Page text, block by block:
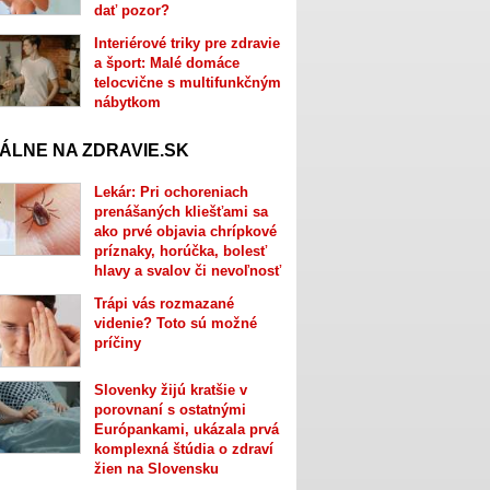
dať pozor?
Interiérové triky pre zdravie
a šport: Malé domáce
telocvične s multifunkčným
nábytkom
NA ZDRAVIE.SK
Lekár: Pri ochoreniach
prenášaných kliešťami sa
ako prvé objavia chrípkové
príznaky, horúčka, bolesť
hlavy a svalov či nevoľnosť
Trápi vás rozmazané
videnie? Toto sú možné
príčiny
Slovenky žijú kratšie v
porovnaní s ostatnými
Európankami, ukázala prvá
komplexná štúdia o zdraví
žien na Slovensku